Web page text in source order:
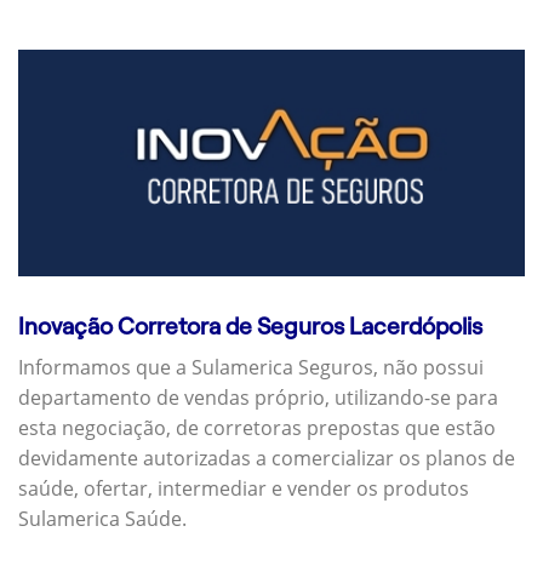
Inovação Corretora de Seguros Lacerdópolis
Informamos que a Sulamerica Seguros, não possui
departamento de vendas próprio, utilizando-se para
esta negociação, de corretoras prepostas que estão
devidamente autorizadas a comercializar os planos de
saúde, ofertar, intermediar e vender os produtos
Sulamerica Saúde.